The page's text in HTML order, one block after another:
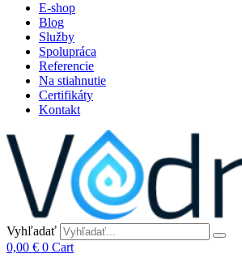
E-shop
Blog
Služby
Spolupráca
Referencie
Na stiahnutie
Certifikáty
Kontakt
Vyhľadať
0,00 € 0 Cart